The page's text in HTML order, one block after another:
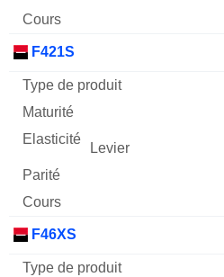
F421S
F46XS